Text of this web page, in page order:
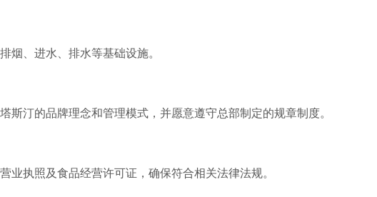
、进水、排水等基础设施。
汀的品牌理念和管理模式，并愿意遵守总部制定的规章制度。
执照及食品经营许可证，确保符合相关法律法规。